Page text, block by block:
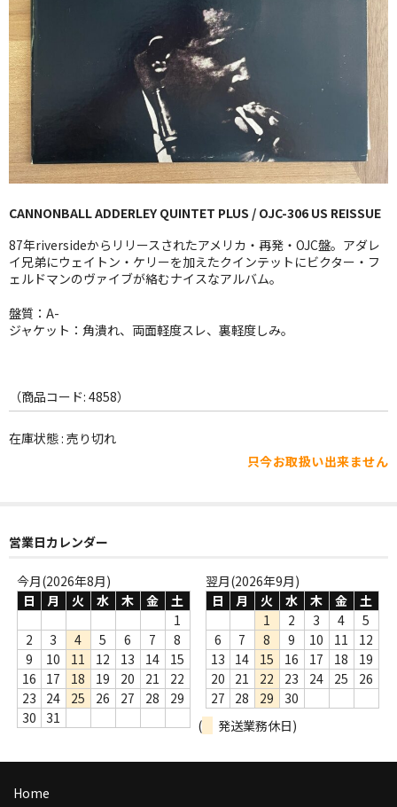
新譜
GG RECORD （当店のレーベル）
BLUE NOTE
JAZZ-EU
JAZZ-JP
J-POP
FOLK,SSW
WORLD
Webのみ no.1
Webのみ no.2
Webのみ no.3
Webのみ no.4
CANNONBALL ADDERLEY QUINTET PLUS / OJC-306 US REISSUE
87年riversideからリリースされたアメリカ・再発・OJC盤。アダレ
イ兄弟にウェイトン・ケリーを加えたクインテットにビクター・フ
ェルドマンのヴァイブが絡むナイスなアルバム。
盤質：A-
ジャケット：角潰れ、両面軽度スレ、裏軽度しみ。
（商品コード: 4858）
在庫状態 : 売り切れ
只今お取扱い出来ません
営業日カレンダー
今月(2026年8月)
日
月 火 水 木 金
土
1
2
3 4 5 6 7
8
9
10 11 12 13 14
15
16
17 18 19 20 21
22
23
24 25 26 27 28
29
30
31
翌月(2026年9月)
日
月 火 水 木 金
土
1
2 3 4
5
6
7 8 9 10 11
12
13
14 15 16 17 18
19
20
21 22 23 24 25
26
27
28 29
30
(
発送業務休日)
Home